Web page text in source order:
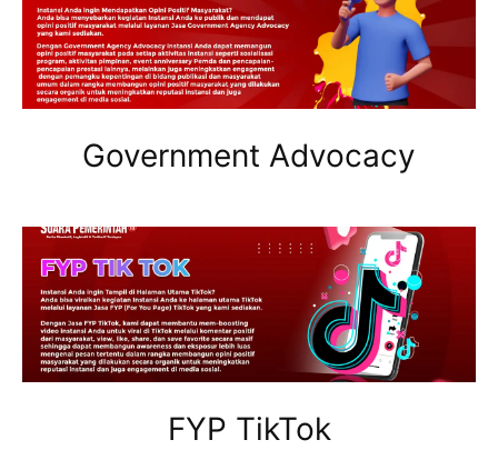
Government Advocacy
FYP TikTok